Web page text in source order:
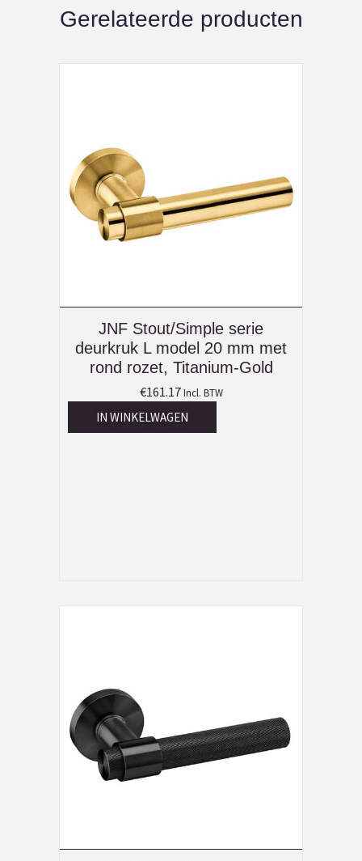
Gerelateerde producten
JNF Stout/Simple serie
deurkruk L model 20 mm met
rond rozet, Titanium-Gold
€161.17 Incl. BTW
IN WINKELWAGEN